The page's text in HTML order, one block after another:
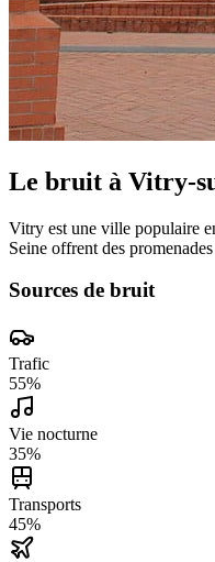
Le bruit à Vitry-
Vitry est une ville populaire
Seine offrent des
Sources de bruit
Trafic
55%
Vie nocturne
35%
Transports
45%